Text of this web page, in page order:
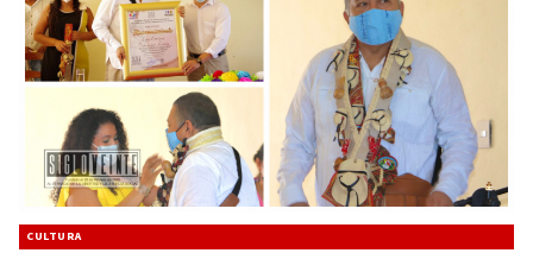
CULTURA